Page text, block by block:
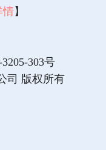
情】
303号
司 版权所有